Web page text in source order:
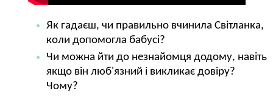
Як гадаєш, чи правильно вчинила Світланка,
коли допомогла бабусі?
Чи можна йти до незнайомця додому, навіть
якщо він люб'язний і викликає довіру?
Чому?